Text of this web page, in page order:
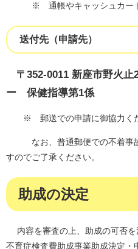
※ 通帳やキャッシュカー
送付先（申請先）
〒352-0011 新座市野火
ー 保健指導第1係
※ 郵送での申請に御協力く
なお、​ 普通郵便での不着事
すのでご了承ください。
助成の決定
内容を審査の上、助成の可否を
不育症検査費助成事業助成決定・